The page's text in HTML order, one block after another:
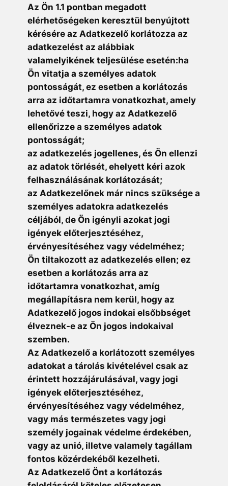
Az Ön 1.1 pontban megadott
elérhetőségeken keresztül benyújtott
kérésére az Adatkezelő korlátozza az
adatkezelést az alábbiak
valamelyikének teljesülése esetén:ha
Ön vitatja a személyes adatok
pontosságát, ez esetben a korlátozás
arra az időtartamra vonatkozhat, amely
lehetővé teszi, hogy az Adatkezelő
ellenőrizze a személyes adatok
pontosságát;
az adatkezelés jogellenes, és Ön ellenzi
az adatok törlését, ehelyett kéri azok
felhasználásának korlátozását;
az Adatkezelőnek már nincs szüksége a
személyes adatokra adatkezelés
céljából, de Ön igényli azokat jogi
igények előterjesztéséhez,
érvényesítéséhez vagy védelméhez;
Ön tiltakozott az adatkezelés ellen; ez
esetben a korlátozás arra az
időtartamra vonatkozhat, amíg
megállapításra nem kerül, hogy az
Adatkezelő jogos indokai elsőbbséget
élveznek-e az Ön jogos indokaival
szemben.
Az Adatkezelő a korlátozott személyes
adatokat a tárolás kivételével csak az
érintett hozzájárulásával, vagy jogi
igények előterjesztéséhez,
érvényesítéséhez vagy védelméhez,
vagy más természetes vagy jogi
személy jogainak védelme érdekében,
vagy az unió, illetve valamely tagállam
fontos közérdekéből kezelheti.
Az Adatkezelő Önt a korlátozás